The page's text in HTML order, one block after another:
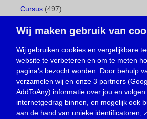
Cursus (497)
Gemeentepagina(104)
Ingezonden brief(538)
Media(156)
Nieuws (23.329)
Oproep(734)
Overlijden(39)
Wij maken gebruik van
Wij gebruiken cookies en vergelijkbare
website te verbeteren en om te meten
pagina's bezocht worden. Door behulp
verzamelen wij en onze 3 partners
AddToAny) informatie over jou en
internetgedrag binnen, en mogelijk ook
aan de hand van unieke identificatoren,